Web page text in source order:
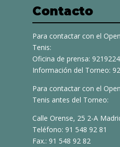
Contacto
Para contactar con el
Tenis:
Oficina de prensa:
Información del Torneo:
Para contactar con el
Tenis antes del Torneo:
Calle Orense, 25 2-A
Teléfono: 91 548 92 81
Fax.: 91 548 92 82